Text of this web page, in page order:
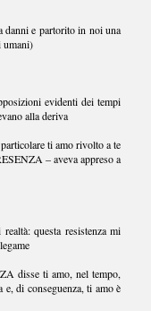
danni e partorito in noi una
umani)
evidenti dei tempi
alla deriva
ti amo rivolto a te
– aveva appreso a
questa resistenza mi
disse ti amo, nel tempo,
di conseguenza, ti amo è